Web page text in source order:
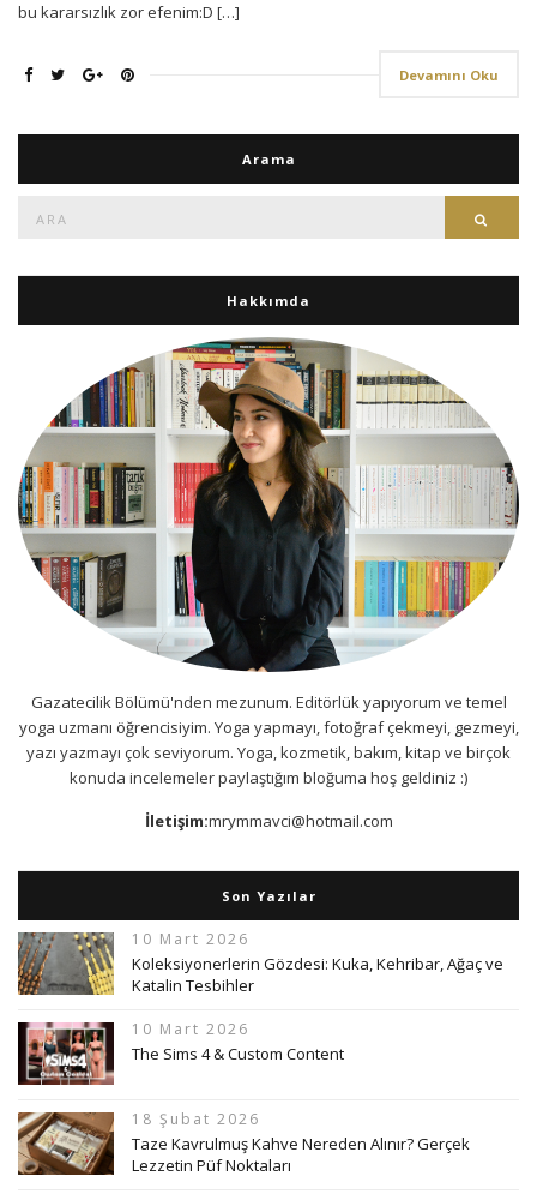
bu kararsızlık zor efenim:D […]
Devamını Oku
Arama
Hakkımda
Gazatecilik Bölümü'nden mezunum. Editörlük yapıyorum ve temel
yoga uzmanı öğrencisiyim. Yoga yapmayı, fotoğraf çekmeyi, gezmeyi,
yazı yazmayı çok seviyorum. Yoga, kozmetik, bakım, kitap ve birçok
konuda incelemeler paylaştığım bloğuma hoş geldiniz :)
İletişim:mrymmavci@hotmail.com
Son Yazılar
10 Mart 2026
Koleksiyonerlerin Gözdesi: Kuka, Kehribar, Ağaç ve
Katalin Tesbihler
10 Mart 2026
The Sims 4 & Custom Content
18 Şubat 2026
Taze Kavrulmuş Kahve Nereden Alınır? Gerçek
Lezzetin Püf Noktaları